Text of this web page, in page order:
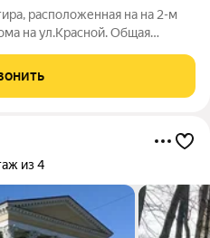
расположенная на на 2-м
на ул.Красной. Общая
сделан современный
из 4